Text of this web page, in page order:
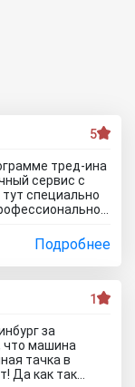
5
тред-ина
сервис с
специально
Для
Сделали
Теперь буду
, что быстро
Подробнее
1
за
что машина
тачка в
Да как так